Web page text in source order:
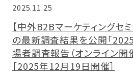
2025.11.25
【中外B2Bマーケティングセ
の最新調査結果を公開「
場者調査報告（オンライン開
［2025年12月19日開催］